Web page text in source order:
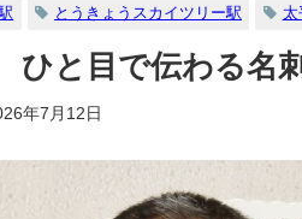
とうきょうスカイツリー駅 太
ひと目で伝わる名
年7月12日